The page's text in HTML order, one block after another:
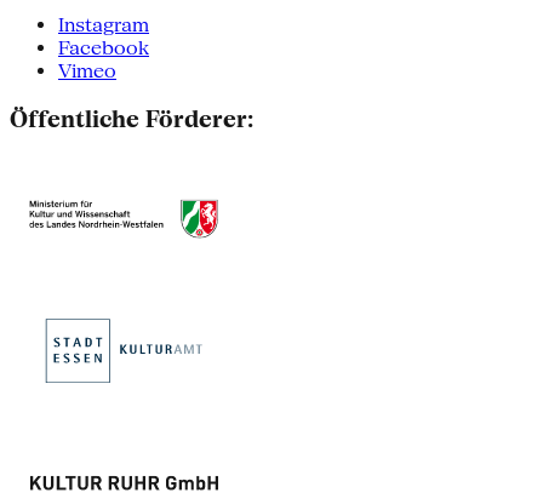
Instagram
Facebook
Vimeo
Öffentliche Förderer: